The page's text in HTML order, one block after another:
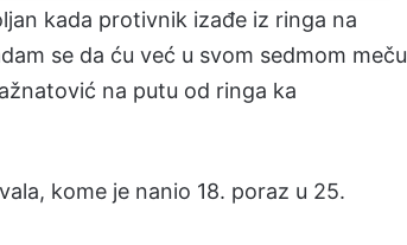
kada protivnik izađe iz ringa na
se da ću već u svom sedmom meču
na putu od ringa ka
kome je nanio 18. poraz u 25.